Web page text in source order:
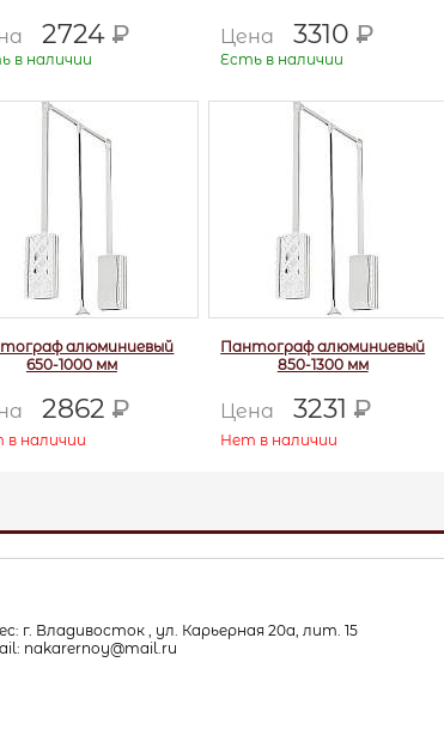
2724 Р
в наличии
Цена 3310 Р
Есть в наличии
алюминиевый
650-1000 мм
2862 Р
в наличии
Пантограф алюминиевый
850-1300 мм
Цена 3231 Р
Нет в наличии
г. Владивосток , ул. Карьерная 20а, лит. 15
nakarernoy@mail.ru